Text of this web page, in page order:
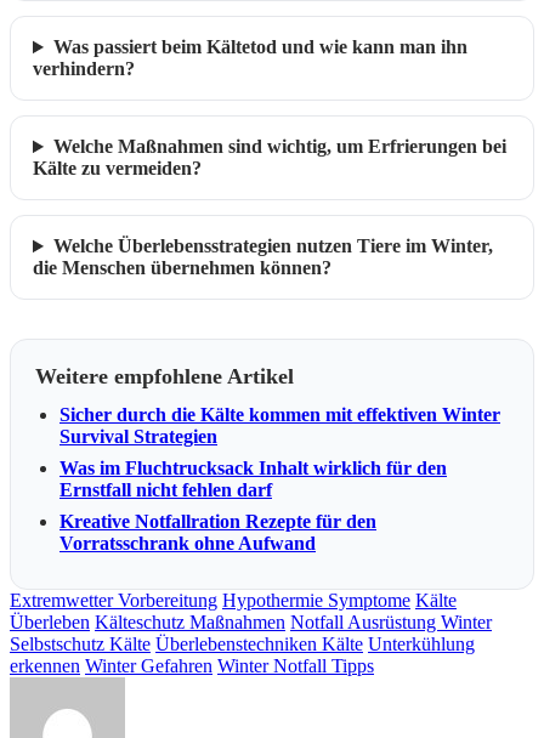
Was passiert beim Kältetod und wie kann man ihn
verhindern?
Welche Maßnahmen sind wichtig, um Erfrierungen bei
Kälte zu vermeiden?
Welche Überlebensstrategien nutzen Tiere im Winter,
die Menschen übernehmen können?
Weitere empfohlene Artikel
Sicher durch die Kälte kommen mit effektiven Winter
Survival Strategien
Was im Fluchtrucksack Inhalt wirklich für den
Ernstfall nicht fehlen darf
Kreative Notfallration Rezepte für den
Vorratsschrank ohne Aufwand
Extremwetter Vorbereitung Hypothermie Symptome Kälte
Überleben Kälteschutz Maßnahmen Notfall Ausrüstung Winter
Selbstschutz Kälte Überlebenstechniken Kälte Unterkühlung
erkennen Winter Gefahren Winter Notfall Tipps